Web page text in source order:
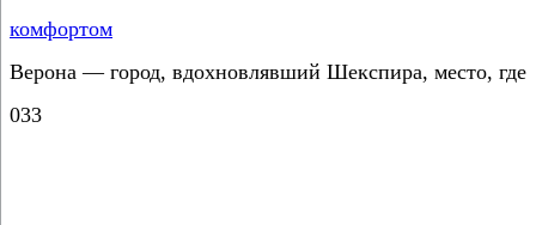
комфортом
Верона — город, вдохновлявший Шекспира, место, где
033